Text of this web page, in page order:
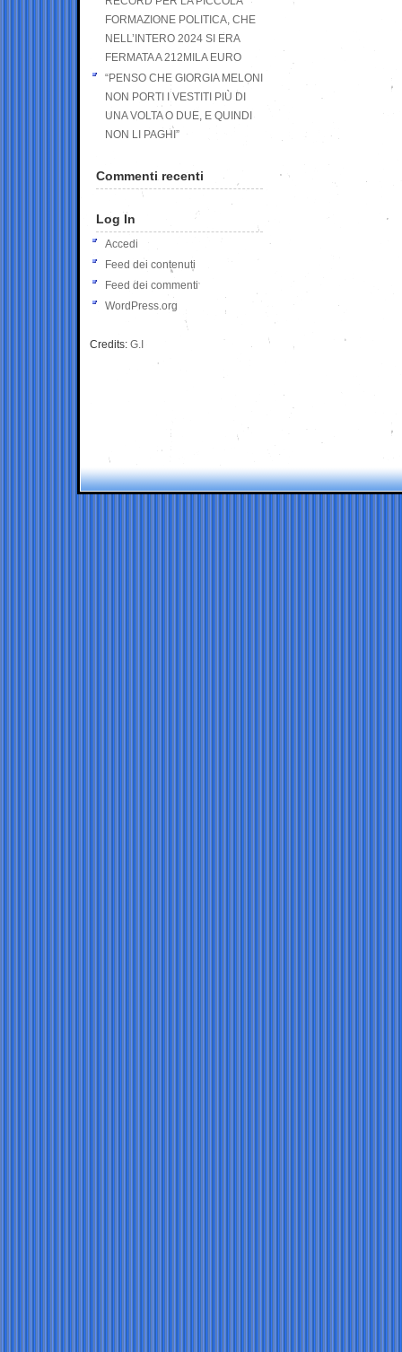
FORMAZIONE POLITICA, CHE
NELL’INTERO 2024 SI ERA
FERMATA A 212MILA EURO
“PENSO CHE GIORGIA MELONI
NON PORTI I VESTITI PIÙ DI
UNA VOLTA O DUE, E QUINDI
NON LI PAGHI”
Commenti recenti
Log In
Accedi
Feed dei contenuti
Feed dei commenti
WordPress.org
Credits: G.I